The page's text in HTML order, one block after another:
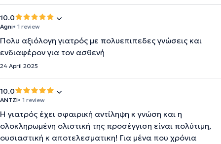
10.0
Agni• 1 review
Πολυ αξιόλογη γιατρός με πολυεπιπεδες γνώσεις και
ενδιαφέρον για τον ασθενή
24 April 2025
10.0
ΑΝΤΖΙ• 1 review
Η γιατρός έχει σφαιρική αντίληψη κ γνώση και η
ολοκληρωμένη ολιστική της προσέγγιση είναι πολύτιμη,
ουσιαστική κ αποτελεσματικη! Για μένα που χρόνια